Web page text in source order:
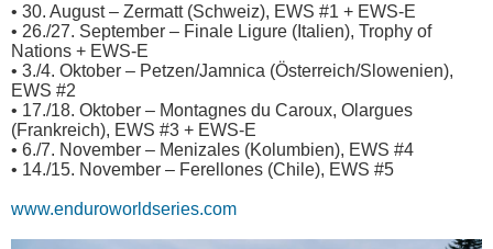
• 30. August – Zermatt (Schweiz), EWS #1 + EWS-E
• 26./27. September – Finale Ligure (Italien), Trophy of
Nations + EWS-E
• 3./4. Oktober – Petzen/Jamnica (Österreich/Slowenien),
EWS #2
• 17./18. Oktober – Montagnes du Caroux, Olargues
(Frankreich), EWS #3 + EWS-E
• 6./7. November – Menizales (Kolumbien), EWS #4
• 14./15. November – Ferellones (Chile), EWS #5
www.enduroworldseries.com